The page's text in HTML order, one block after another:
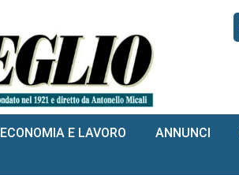
ECONOMIA E LAVORO ANNUNCI